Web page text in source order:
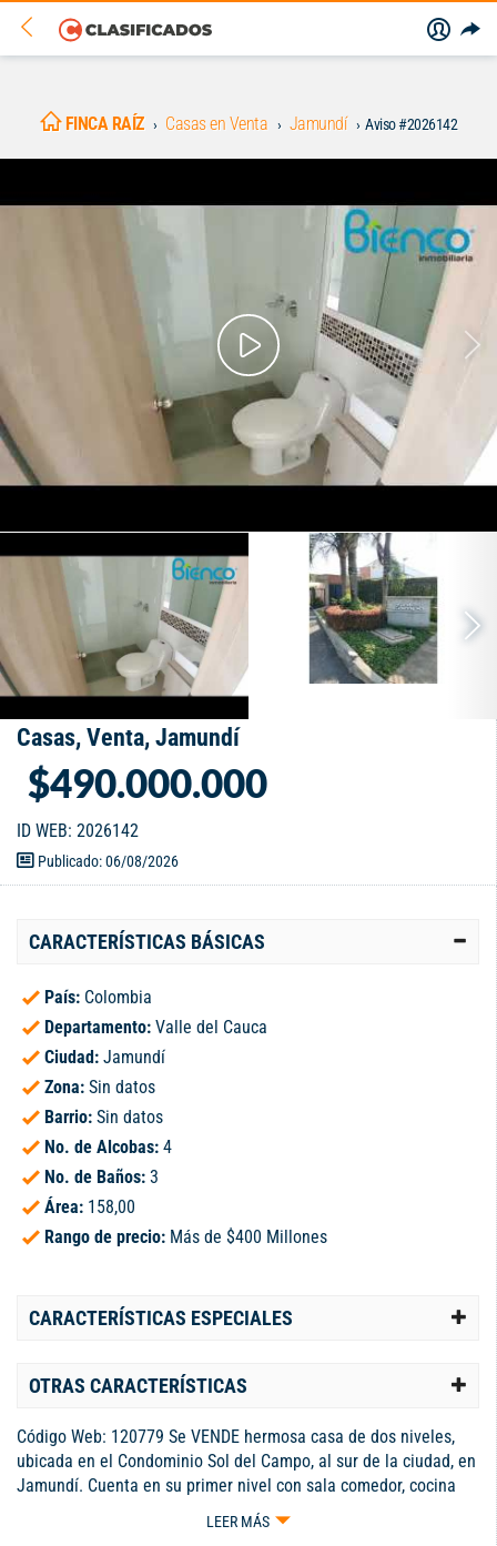
FINCA RAÍZ Casas en Venta Jamundí Aviso #2026142
Casas, Venta, Jamundí
$490.000.000
ID WEB: 2026142
Publicado: 06/08/2026
CARACTERÍSTICAS BÁSICAS
País: Colombia
Departamento: Valle del Cauca
Ciudad: Jamundí
Zona: Sin datos
Barrio: Sin datos
No. de Alcobas: 4
No. de Baños: 3
Área: 158,00
Rango de precio: Más de $400 Millones
CARACTERÍSTICAS ESPECIALES
OTRAS CARACTERÍSTICAS
Código Web: 120779 Se VENDE hermosa casa de dos niveles,
ubicada en el Condominio Sol del Campo, al sur de la ciudad, en
Jamundí. Cuenta en su primer nivel con sala comedor, cocina
equipada, barra tipo americana, estufa, zona de oficios, todas
las conexiones, patio semi descubierto, jardín, ventanales
LEER MÁS